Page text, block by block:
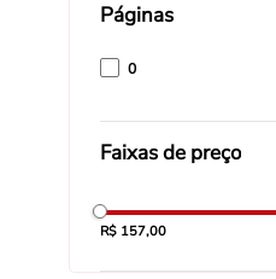
Páginas
0
Faixas de preço
R$ 157,00